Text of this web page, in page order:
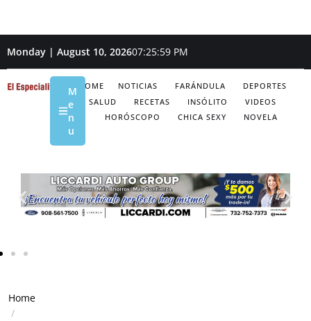
Monday | August 10, 202607:26:00 PM
HOME NOTICIAS FARÁNDULA
DEPORTES
SALUD
RECETAS INSÓLITO
VIDEOS
HORÓSCOPO
CHICA SEXY NOVELA
M
e
n
u
Home
/